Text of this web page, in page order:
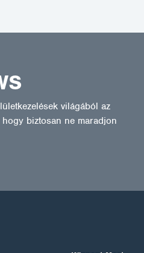
világából az
biztosan ne maradjon